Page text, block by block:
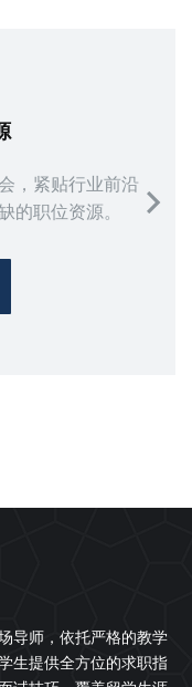
，紧贴行业前沿
的职位资源。
导师，依托严格的教学
生提供全方位的求职指